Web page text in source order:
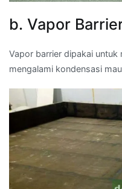
b. Vapor
Vapor barrier dipakai untuk
mengalami kondensasi